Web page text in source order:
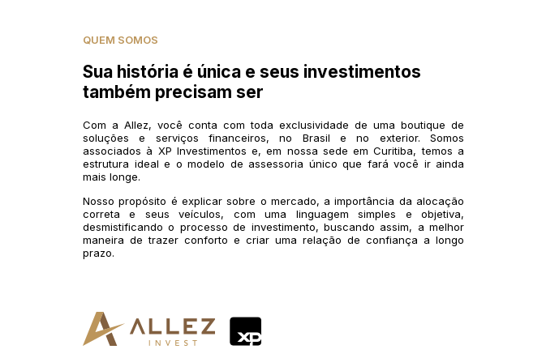
QUEM SOMOS
Sua história é única e seus investimentos
também precisam ser
Com a Allez, você conta com toda exclusividade de uma boutique de
soluções e serviços financeiros, no Brasil e no exterior. Somos
associados à XP Investimentos e, em nossa sede em Curitiba, temos a
estrutura ideal e o modelo de assessoria único que fará você ir ainda
mais longe.
Nosso propósito é explicar sobre o mercado, a importância da alocação
correta e seus veículos, com uma linguagem simples e objetiva,
desmistificando o processo de investimento, buscando assim, a melhor
maneira de trazer conforto e criar uma relação de confiança a longo
prazo.